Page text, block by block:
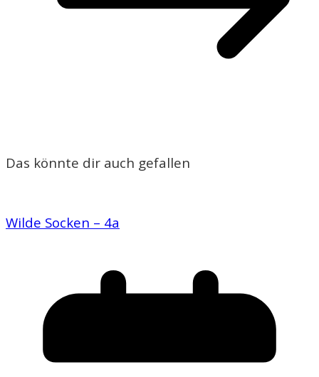
Das könnte dir auch gefallen
Wilde Socken – 4a